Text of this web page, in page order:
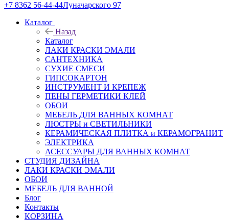
+7 8362 56-44-44Луначарского 97
Каталог
Назад
Каталог
ЛАКИ КРАСКИ ЭМАЛИ
САНТЕХНИКА
СУХИЕ СМЕСИ
ГИПСОКАРТОН
ИНСТРУМЕНТ И КРЕПЕЖ
ПЕНЫ ГЕРМЕТИКИ КЛЕЙ
ОБОИ
МЕБЕЛЬ ДЛЯ ВАННЫХ КОМНАТ
ЛЮСТРЫ и СВЕТИЛЬНИКИ
КЕРАМИЧЕСКАЯ ПЛИТКА и КЕРАМОГРАНИТ
ЭЛЕКТРИКА
АСЕССУАРЫ ДЛЯ ВАННЫХ КОМНАТ
СТУДИЯ ДИЗАЙНА
ЛАКИ КРАСКИ ЭМАЛИ
ОБОИ
МЕБЕЛЬ ДЛЯ ВАННОЙ
Блог
Контакты
КОРЗИНА